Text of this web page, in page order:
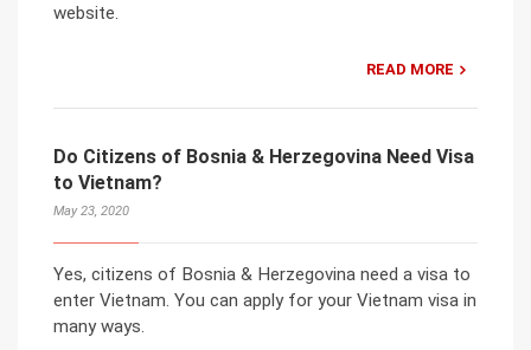
website.
READ MORE
Do Citizens of Bosnia & Herzegovina Need Visa
to Vietnam?
May 23, 2020
Yes, citizens of Bosnia & Herzegovina need a visa to
enter Vietnam. You can apply for your Vietnam visa in
many ways.